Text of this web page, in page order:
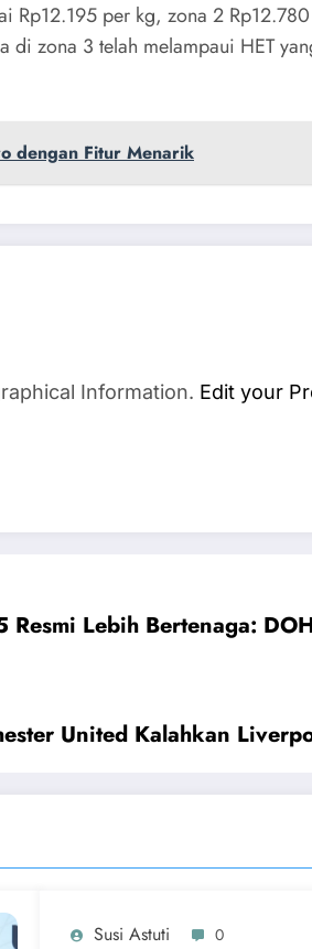
Rp12.195 per kg, zona 2
zona 3 telah melampaui HET
dengan Fitur Menarik
Information. Edit your
Lebih Bertenaga:
United Kalahkan
Susi Astuti 0